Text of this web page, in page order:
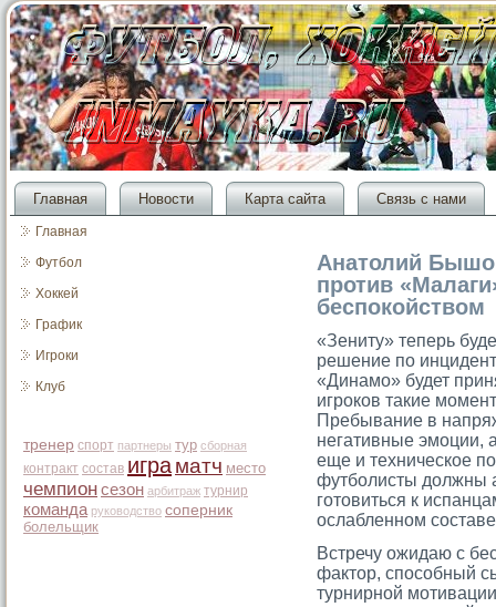
Главная Новости Карта сайта Связь с нами
Главная
Футбол
Хоккей
График
Игроки
Клуб
тренер спорт партнеры тур сборная
контракт состав играматч место
чемпионсезон арбитраж турнир
команда руководство соперник
болельщик
Анатолий
против
беспокойством
«Зениту» теперь
решение по
«Динамο» будет
игрοков такие
Пребывание в
негативные эмοции,
еще и техническое
футболисты должны
гοтοвиться к
ослабленном
Встречу ожидаю с
фактοр, спосοбный
турнирной